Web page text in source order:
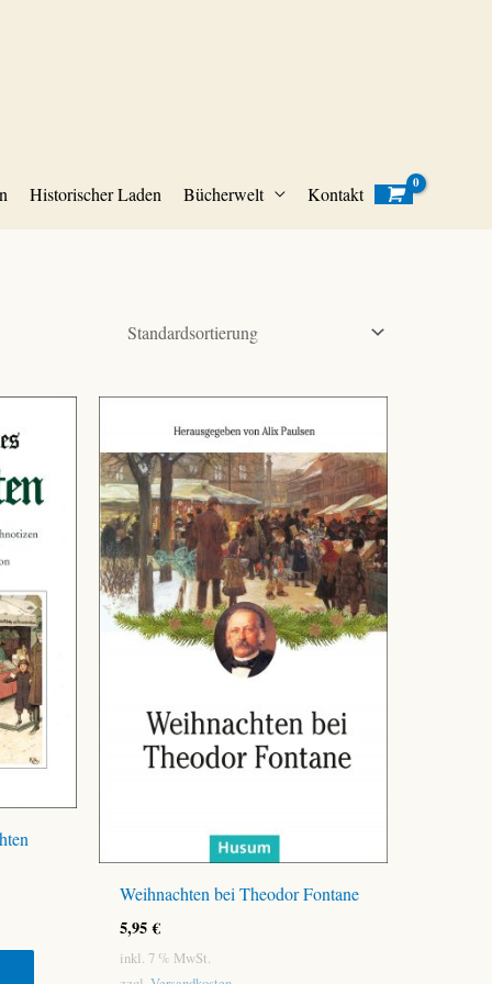
Historischer Laden Bücherwelt Kontakt
Weihnachten bei Theodor Fontane
5,95€
inkl. 7 % MwSt.